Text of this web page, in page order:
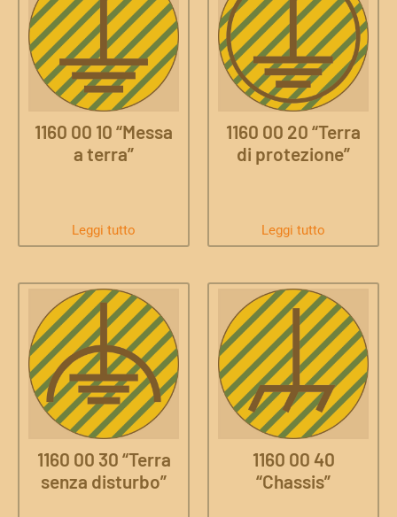
1160 00 10 “Messa
a terra”
Leggi tutto
1160 00 20 “Terra
di protezione”
Leggi tutto
1160 00 30 “Terra
senza disturbo”
1160 00 40
“Chassis”